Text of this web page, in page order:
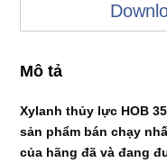
Mô tả
Xylanh thủy lực HOB
sản phẩm bán chạy
của hãng đã và đang